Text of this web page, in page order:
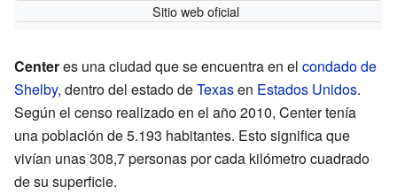
Sitio web oficial
Centeres una ciudad que se encuentra en el condado de
Shelby, dentro del estado deTexasen Estados Unidos.
Según el censo realizado en el año 2010, Center tenía
una población de 5.193 habitantes. Esto significa que
vivían unas 308,7 personas por cada kilómetro cuadrado
de su superficie.